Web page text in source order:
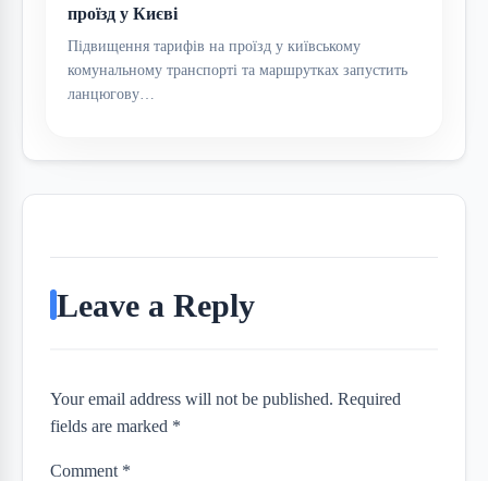
проїзд у Києві
Підвищення тарифів на проїзд у київському
комунальному транспорті та маршрутках запустить
ланцюгову…
Leave a Reply
Your email address will not be published. Required
fields are marked *
Comment *